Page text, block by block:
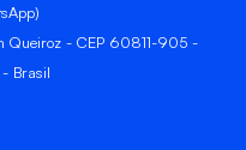
Queiroz - CEP 60811-905 -
Brasil